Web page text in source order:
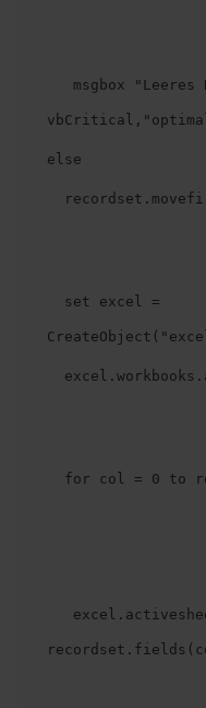
msgbox "Leeres
else
set excel =
for col = 0 to